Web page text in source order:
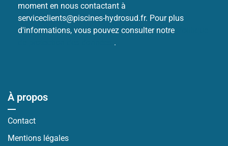
moment en nous contactant à
serviceclients@piscines-hydrosud.fr. Pour plus
d'informations, vous pouvez consulter notre
.
À propos
Contact
Mentions légales